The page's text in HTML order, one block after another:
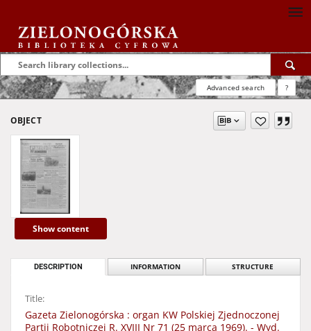
Advanced search ?
OBJECT
Show content
DESCRIPTION INFORMATION STRUCTURE
Title:
Gazeta Zielonogórska : organ KW Polskiej Zjednoczonej
Partii Robotniczej R. XVIII Nr 71 (25 marca 1969). - Wyd.